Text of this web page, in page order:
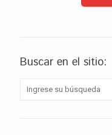
Buscar en el sitio: